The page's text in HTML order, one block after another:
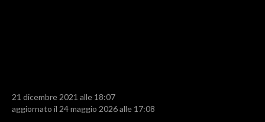
RISULTATI E CLASSIFICHE
21 dicembre 2021 alle 18:07
aggiornato il 24 maggio 2026 alle 17:08